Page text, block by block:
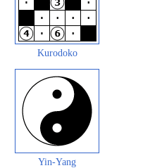
Kurodoko
Yin-Yang